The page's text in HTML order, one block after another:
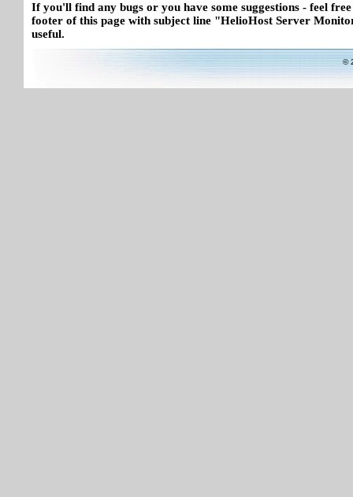
If you'll find any bugs or you have some suggestions - feel
footer of this page with subject line "HelioHost Server
useful.
©